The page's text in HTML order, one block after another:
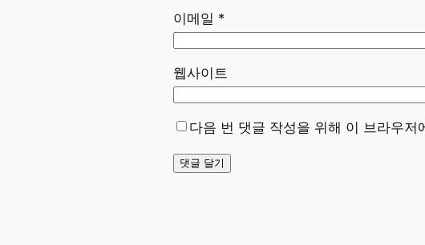
이메일 *
웹사이트
다음 번 댓글 작성을 위해 이 브라우